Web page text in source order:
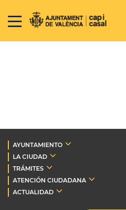
AYUNTAMIENTO
LA CIUDAD
TRÁMITES
ATENCIÓN CIUDADANA
ACTUALIDAD